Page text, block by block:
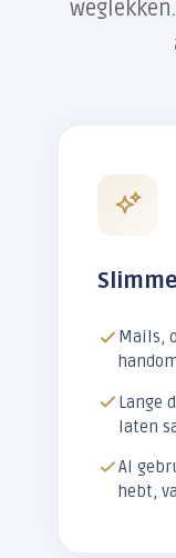
Mails,
Lange
laten
AI
hebt,